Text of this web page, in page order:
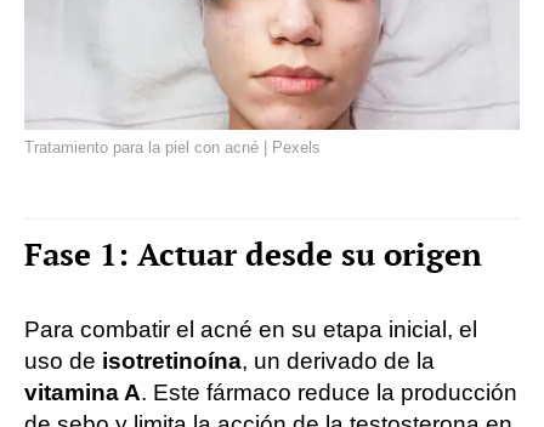
Tratamiento para la piel con acné | Pexels
Fase 1: Actuar desde su origen
Para combatir el acné en su etapa inicial, el
uso de isotretinoína, un derivado de la
vitamina A. Este fármaco reduce la producción